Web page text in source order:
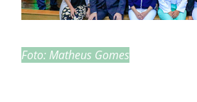
Foto: Matheus Gomes